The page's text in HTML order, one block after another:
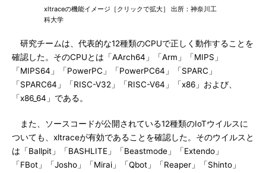
xltraceの機能イメージ［クリックで拡大］ 出所：神奈川工
科大学
研究チームは、代表的な12種類のCPUで正しく動作することを
確認した。そのCPUとは「AArch64」「Arm」「MIPS」
「MIPS64」「PowerPC」「PowerPC64」「SPARC」
「SPARC64」「RISC-V32」「RISC-V64」「x86」および、
「x86_64」である。
また、ソースコードが公開されている12種類のIoTウイルスに
ついても、xltraceが有効であることを確認した。そのウイルスと
は「Ballpit」「BASHLITE」「Beastmode」「Extendo」
「FBot」「Josho」「Mirai」「Qbot」「Reaper」「Shinto」